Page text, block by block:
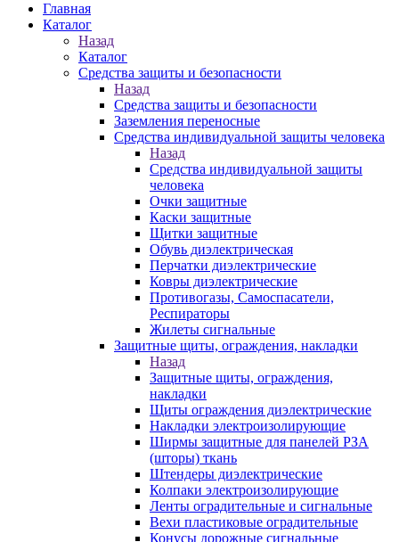
Главная
Каталог
Назад
Каталог
Средства защиты и безопасности
Назад
Средства защиты и безопасности
Заземления переносные
Средства индивидуальной защиты человека
Назад
Средства индивидуальной защиты
человека
Очки защитные
Каски защитные
Щитки защитные
Обувь диэлектрическая
Перчатки диэлектрические
Ковры диэлектрические
Противогазы, Самоспасатели,
Респираторы
Жилеты сигнальные
Защитные щиты, ограждения, накладки
Назад
Защитные щиты, ограждения,
накладки
Щиты ограждения диэлектрические
Накладки электроизолирующие
Ширмы защитные для панелей РЗА
(шторы) ткань
Штендеры диэлектрические
Колпаки электроизолирующие
Ленты оградительные и сигнальные
Вехи пластиковые оградительные
Конусы дорожные сигнальные